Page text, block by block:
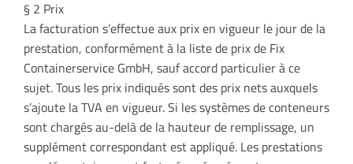
§ 2 Prix
La facturation s’effectue aux prix en vigueur le jour de la
prestation, conformément à la liste de prix de Fix
Containerservice GmbH, sauf accord particulier à ce
sujet. Tous les prix indiqués sont des prix nets auxquels
s’ajoute la TVA en vigueur. Si les systèmes de conteneurs
sont chargés au-delà de la hauteur de remplissage, un
supplément correspondant est appliqué. Les prestations